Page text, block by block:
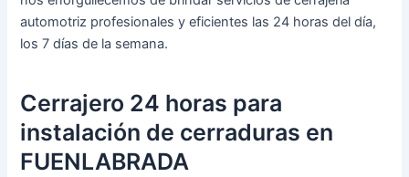
automotriz profesionales y eficientes las 24 horas del día,
los 7 días de la semana.
Cerrajero 24 horas para
instalación de cerraduras en
FUENLABRADA